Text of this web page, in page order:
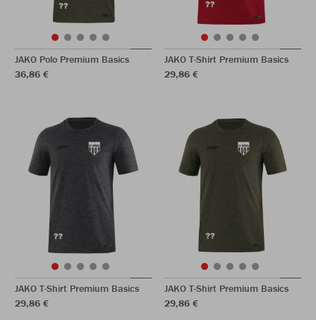
JAKO Polo Premium Basics
36,86 €
JAKO T-Shirt Premium Basics
29,86 €
JAKO T-Shirt Premium Basics
29,86 €
JAKO T-Shirt Premium Basics
29,86 €